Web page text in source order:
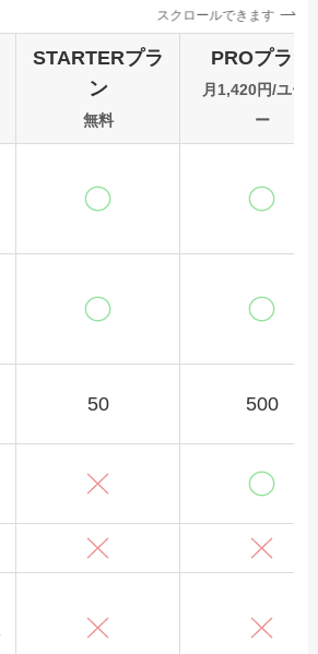
スクロールできます
STARTERプラ
ン
無料
PROプラン
月1,420円/ユー
ー
50 500